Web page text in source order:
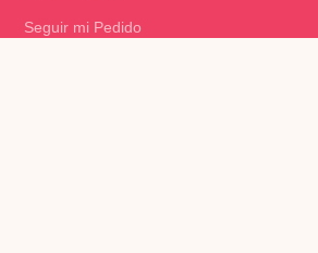
Seguir mi Pedido